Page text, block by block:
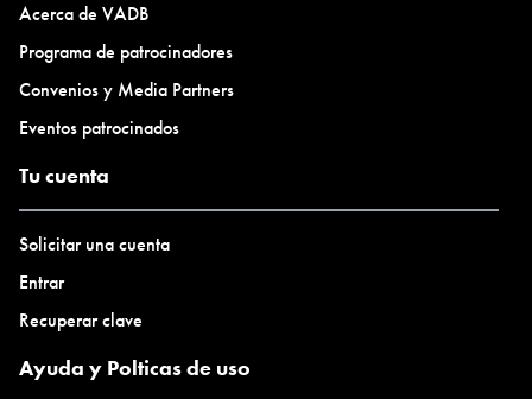
Acerca de VADB
Programa de patrocinadores
Convenios y Media Partners
Eventos patrocinados
Tu cuenta
Solicitar una cuenta
Entrar
Recuperar clave
Ayuda y Polticas de uso